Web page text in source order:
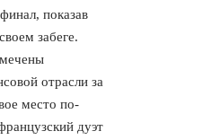
показав
забеге.
отрасли за
место по-
дуэт